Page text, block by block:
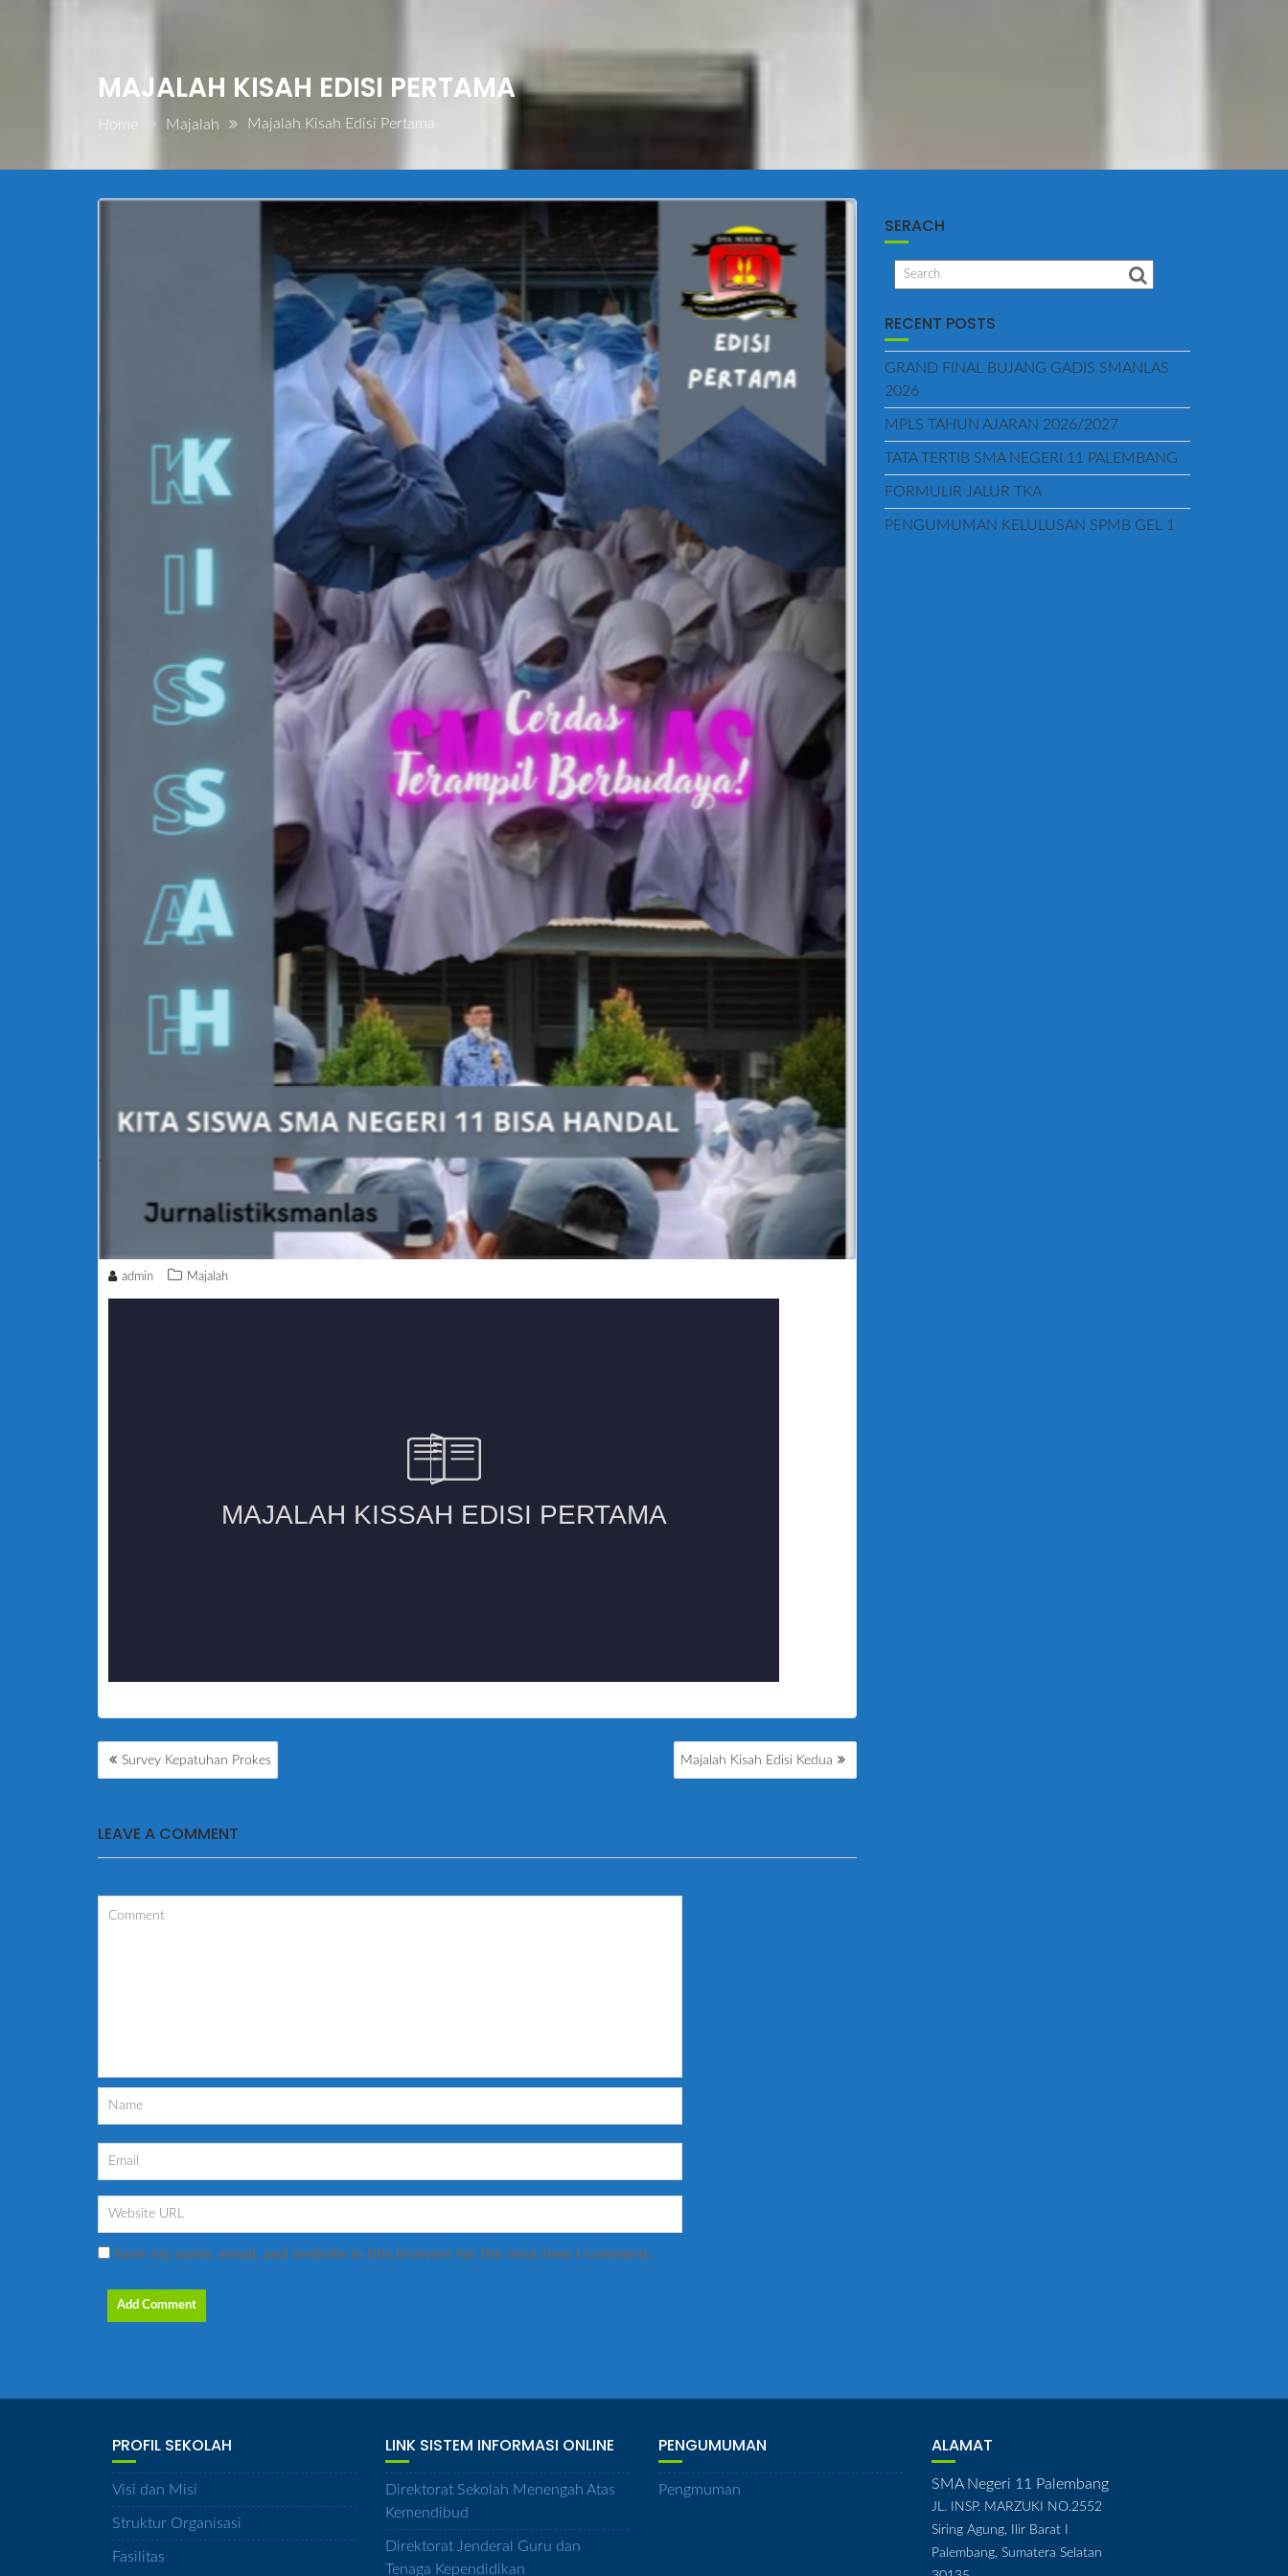
MAJALAH KISAH EDISI PERTAMA
Home Majalah Majalah Kisah Edisi Pertama
admin Majalah
POST
NAVIGATION
Survey Kepatuhan Prokes Majalah Kisah Edisi Kedua
LEAVE A COMMENT
Save my name, email, and website in this browser for the next time I comment.
SERACH
RECENT POSTS
GRAND FINAL BUJANG GADIS SMANLAS
2026
MPLS TAHUN AJARAN 2026/2027
TATA TERTIB SMA NEGERI 11 PALEMBANG
FORMULIR JALUR TKA
PENGUMUMAN KELULUSAN SPMB GEL 1
PROFIL SEKOLAH
Visi dan Misi
Struktur Organisasi
Fasilitas
LINK SISTEM INFORMASI ONLINE
Direktorat Sekolah Menengah Atas
Kemendibud
Direktorat Jenderal Guru dan
Tenaga Kependidikan
PENGUMUMAN
Pengmuman
ALAMAT
SMA Negeri 11 Palembang
JL. INSP. MARZUKI NO.2552
Siring Agung, Ilir Barat I
Palembang, Sumatera Selatan